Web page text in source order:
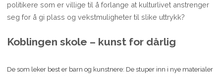
politikere som er villige til å forlange at kulturlivet anstrenger
seg for å gi plass og vekstmuligheter til slike uttrykk?
Koblingen skole – kunst for dårlig
De som leker best er barn og kunstnere: De stuper inn i nye materialer